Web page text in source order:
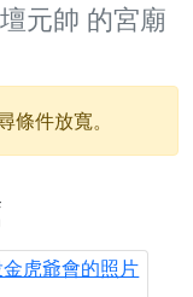
元帥 的宮廟
件放寬。